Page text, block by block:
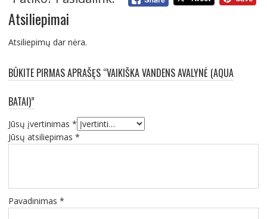
Atsiliepimai
Atsiliepimų dar nėra.
BŪKITE PIRMAS APRAŠĘS “VAIKIŠKA VANDENS AVALYNĖ (AQUA
BATAI)”
Jūsų įvertinimas *
Jūsų atsiliepimas *
Pavadinimas *